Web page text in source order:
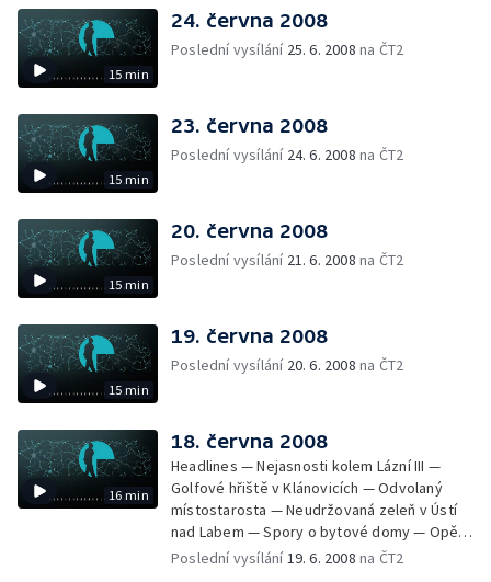
soudu — Shakespearovské slavnosti —
Národní archiv vlastní stížnostní list
15 min
24. června 2008
Poslední vysílání 25. 6. 2008 na ČT2
15 min
23. června 2008
Poslední vysílání 24. 6. 2008 na ČT2
15 min
20. června 2008
Poslední vysílání 21. 6. 2008 na ČT2
15 min
19. června 2008
Poslední vysílání 20. 6. 2008 na ČT2
16 min
18. června 2008
Headlines — Nejasnosti kolem Lázní III —
Golfové hřiště v Klánovicích — Odvolaný
místostarosta — Neudržovaná zeleň v Ústí
nad Labem — Spory o bytové domy — Opět
průjezdná křižovatka — Výstavba okruhu
Poslední vysílání19. 6. 2008 na ČT2